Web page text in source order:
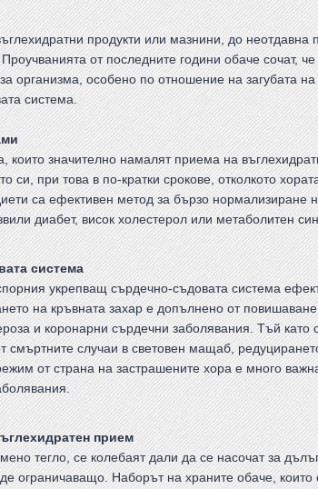
продукти или мазнини, до неотдавна
от последните години обаче сочат,
организма, особено по отношение на загубата
система.
които значително намалят приема на
си, при това в по-кратки срокове, отколкото
са ефективен метод за бързо нормализиране
диабет, висок холестерол или метаболитен
система
укрепващ сърдечно-съдовата система
на кръвната захар е допълнено от повишаване
и коронарни сърдечни заболявания. Тъй като
смъртните случаи в световен мащаб,
от страна на застрашените хора е много
прием
тегло, се колебаят дали да се насочат за
ограничаващо. Наборът на храните обаче, които